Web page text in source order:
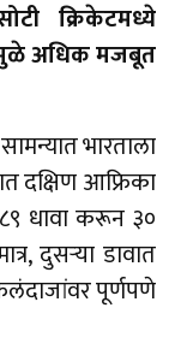
क्रिकेटमध्ये
अधिक मजबूत
भारताला
दक्षिण आफ्रिका
धावा करून ३०
दुसऱ्या डावात
पूर्णपणे